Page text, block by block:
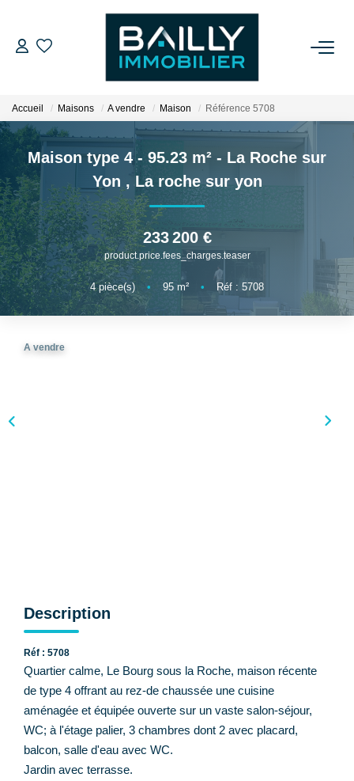
ACHETER
LOUER
VENDRE
NOS AGENCES
Qui Sommes Nous
Notre Équipe
Nos Partenaires
Accueil Maisons A vendre Maison Référence 5708
Maison type 4 - 95.23 m² - La Roche sur
Yon ,La roche sur yon
233 200 €
product.price.fees_charges.teaser
4pièce(s) • 95 m² • Réf : 5708
A vendre
Description
Réf : 5708
Quartier calme, Le Bourg sous la Roche, maison récente
de type 4 offrant au rez-de chaussée une cuisine
aménagée et équipée ouverte sur un vaste salon-séjour,
WC; à l'étage palier, 3 chambres dont 2 avec placard,
balcon, salle d'eau avec WC.
Jardin avec terrasse.